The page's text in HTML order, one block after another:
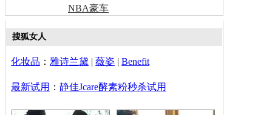
NBA豪车
搜狐女人
化妆品 ： 雅诗兰黛 | 薇姿 | Benefit
最新试用 ： 静佳Jcare酵素粉秒杀试用